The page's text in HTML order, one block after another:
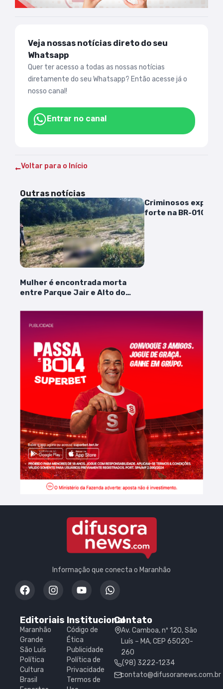
Veja nossas notícias direto do seu
Whatsapp
Quer ter acesso a todas as nossas notícias
diretamente do seu Whatsapp? Então acesse já o
nosso canal!
Entrar no canal
Voltar para o Início
Outras notícias
Mulher é encontrada morta
entre Parque Jair e Alto do
Criminosos
forte na BR-010
Informação que conecta o Maranhão
Editoriais
Maranhão
Grande
São Luís
Política
Cultura
Brasil
Institucional
Código de
Ética
Publicidade
Política de
Privacidade
Termos de
Contato
Av. Camboa, nº 120, São
Luís – MA, CEP 65020-
260
(98) 3222-1234
contato@difusoranews.com.br